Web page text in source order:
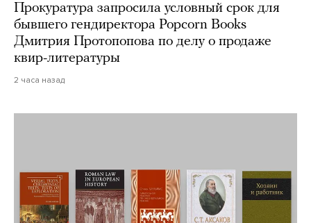
Прокуратура запросила условный срок для
бывшего гендиректора Popcorn Books
Дмитрия Протопопова по делу о продаже
квир-литературы
2 часа назад